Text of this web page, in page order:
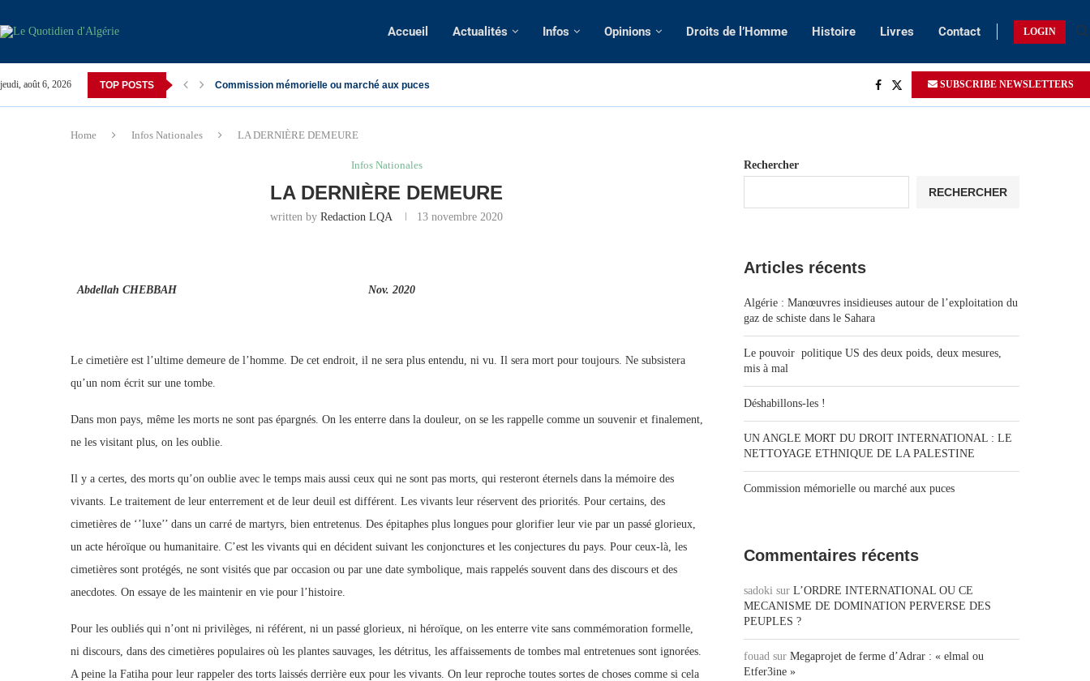
Accueil Actualités Infos Opinions Droits de l’Homme Histoire Livres Contact LOGIN
jeudi, août 6, 2026 TOP POSTS Commission mémorielle ou marché aux puces SUBSCRIBE NEWSLETTERS
Home Infos Nationales LA DERNIÈRE DEMEURE
Infos Nationales
LA DERNIÈRE DEMEURE
written byRedaction LQA 13 novembre 2020
Abdellah CHEBBAH Nov. 2020
Le cimetière est l’ultime demeure de l’homme. De cet endroit, il ne sera plus entendu, ni vu. Il sera mort pour toujours. Ne subsistera
qu’un nom écrit sur une tombe.
Dans mon pays, même les morts ne sont pas épargnés. On les enterre dans la douleur, on se les rappelle comme un souvenir et finalement,
ne les visitant plus, on les oublie.
Il y a certes, des morts qu’on oublie avec le temps mais aussi ceux qui ne sont pas morts, qui resteront éternels dans la mémoire des
vivants. Le traitement de leur enterrement et de leur deuil est différent. Les vivants leur réservent des priorités. Pour certains, des
cimetières de ‘’luxe’’ dans un carré de martyrs, bien entretenus. Des épitaphes plus longues pour glorifier leur vie par un passé glorieux,
un acte héroïque ou humanitaire. C’est les vivants qui en décident suivant les conjonctures et les conjectures du pays. Pour ceux-là, les
cimetières sont protégés, ne sont visités que par occasion ou par une date symbolique, mais rappelés souvent dans des discours et des
anecdotes. On essaye de les maintenir en vie pour l’histoire.
Pour les oubliés qui n’ont ni privilèges, ni référent, ni un passé glorieux, ni héroïque, on les enterre vite sans commémoration formelle,
ni discours, dans des cimetières populaires où les plantes sauvages, les détritus, les affaissements de tombes mal entretenues sont ignorées.
A peine la Fatiha pour leur rappeler des torts laissés derrière eux pour les vivants. On leur reproche toutes sortes de choses comme si cela
Rechercher
RECHERCHER
Articles récents
Algérie : Manœuvres insidieuses autour de l’exploitation du
gaz de schiste dans le Sahara
Le pouvoir politique US des deux poids, deux mesures,
mis à mal
Déshabillons-les !
UN ANGLE MORT DU DROIT INTERNATIONAL : LE
NETTOYAGE ETHNIQUE DE LA PALESTINE
Commission mémorielle ou marché aux puces
Commentaires récents
sadoki sur L’ORDRE INTERNATIONAL OU CE
MECANISME DE DOMINATION PERVERSE DES
PEUPLES ?
fouad sur Megaprojet de ferme d’Adrar : « elmal ou
Etfer3ine »